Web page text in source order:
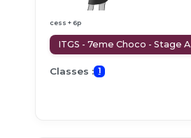
cess + 6p
ITGS - 7eme Choco - Stage A
Classes : 1